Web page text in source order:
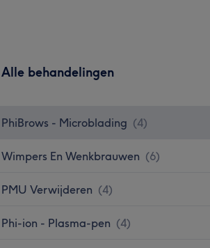
Alle behandelingen
PhiBrows - Microblading (4)
Wimpers En Wenkbrauwen (6)
PMU Verwijderen (4)
Phi-ion - Plasma-pen (4)